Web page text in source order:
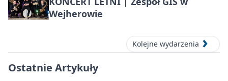
Wejherowie
Kolejne wydarzenia
Ostatnie Artykuły